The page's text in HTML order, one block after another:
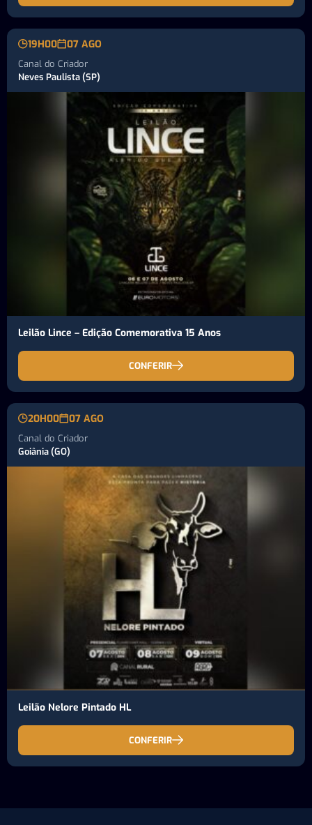
19H00 07 AGO
Canal do Criador
Neves Paulista (SP)
Leilão Lince – Edição Comemorativa 15 Anos
CONFERIR
20H00 07 AGO
Canal do Criador
Goiânia (GO)
Leilão Nelore Pintado HL
CONFERIR